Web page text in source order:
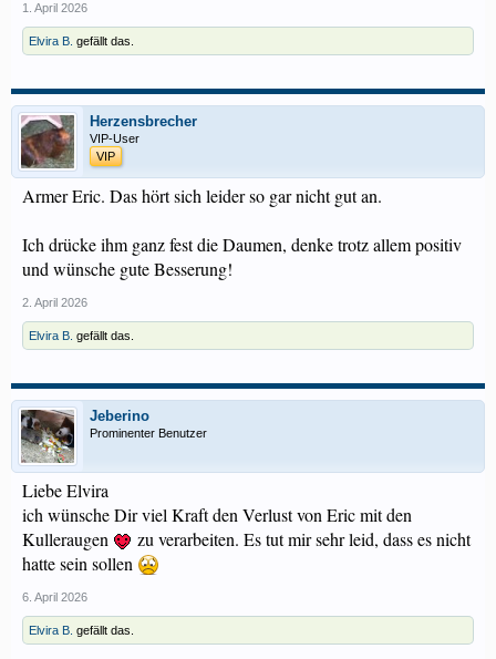
1. April 2026
Elvira B. gefällt das.
Herzensbrecher
VIP-User
VIP
Armer Eric. Das hört sich leider so gar nicht gut an.
Ich drücke ihm ganz fest die Daumen, denke trotz allem positiv
und wünsche gute Besserung!
2. April 2026
Elvira B. gefällt das.
Jeberino
Prominenter Benutzer
Liebe Elvira
ich wünsche Dir viel Kraft den Verlust von Eric mit den
Kulleraugen
zu verarbeiten. Es tut mir sehr leid, dass es nicht
hatte sein sollen
6. April 2026
Elvira B. gefällt das.